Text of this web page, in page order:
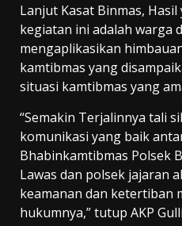
Lanjut Kasat Binmas,
kegiatan ini adalah warga
mengaplikasikan
kamtibmas yang
situasi kamtibmas yang
“Semakin Terjalinnya tali
komunikasi yang baik
Bhabinkamtibmas Polsek
Lawas dan polsek jajaran
keamanan dan ketertiban
hukumnya,” tutup AKP